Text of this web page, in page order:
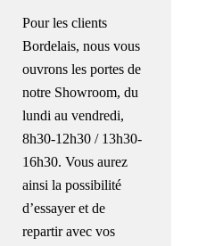
Pour les clients
Bordelais,nous vous
ouvrons les portes de
notre Showroom, du
lundi au vendredi,
8h30-12h30 / 13h30-
16h30. Vous aurez
ainsi la possibilité
d’essayer et de
repartir avec vos